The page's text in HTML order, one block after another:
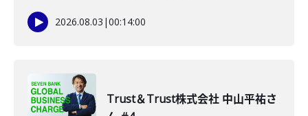
2026.08.03 |00:14:00
Trust＆Trust株式会社 中山平祐さ